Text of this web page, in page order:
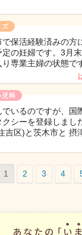
ズ
で保活経験済みの方
の妊婦です。3月
専業主婦の状態で
児科
いるのですが、国
シーを登録しまし
吉区)と茨木市と 摂
1 2 3 4